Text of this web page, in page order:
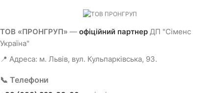
ТОВ «ПРОНГРУП» — офіційний партнер ДП "Сіменс
Україна"
📍 Адреса: м. Львів, вул. Кульпарківська, 93.
📞 Телефони